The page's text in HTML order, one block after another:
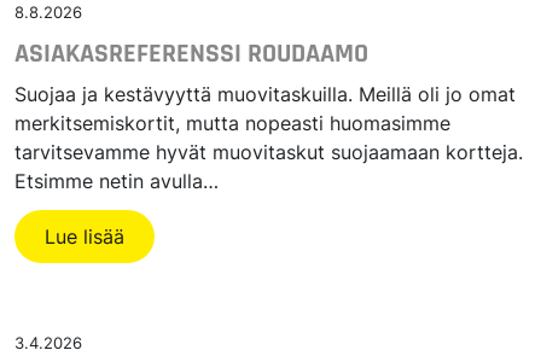
8.8.2026
ASIAKASREFERENSSI ROUDAAMO
Suojaa ja kestävyyttä muovitaskuilla. Meillä oli jo omat
merkitsemiskortit, mutta nopeasti huomasimme
tarvitsevamme hyvät muovitaskut suojaamaan kortteja.
Etsimme netin avulla…
Lue lisää
3.4.2026